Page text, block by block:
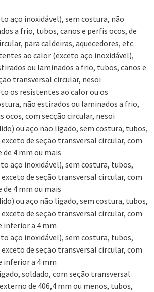
aço inoxidável), sem costura, não
a frio, tubos, canos e perfis ocos, de
para caldeiras, aquecedores, etc.
ao calor (exceto aço inoxidável),
ou laminados a frio, tubos, canos e
transversal circular, nesoi
os resistentes ao calor ou os
não estirados ou laminados a frio,
ocos, com secção circular, nesoi
ou aço não ligado, sem costura, tubos,
de seção transversal circular, com
de 4 mm ou mais
aço inoxidável), sem costura, tubos,
de seção transversal circular, com
de 4 mm ou mais
ou aço não ligado, sem costura, tubos,
de seção transversal circular, com
inferior a 4 mm
aço inoxidável), sem costura, tubos,
de seção transversal circular, com
inferior a 4 mm
soldado, com seção transversal
de 406,4 mm ou menos, tubos,